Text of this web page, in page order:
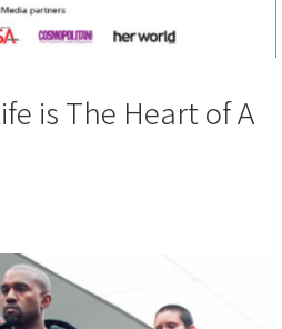
is The Heart of A